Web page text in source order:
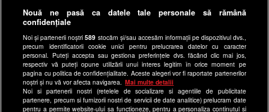
Anunturi gratuite pe Lajumate.ro
Program Happy Channel
Echipa editorială
Site-uri Antena Group
a1.ro
Nouă ne pasă ca datele tale personale să rămână
confidențiale
Noi și partenerii noștri589 stocăm și/sau accesăm informații pe dispozitivul dvs.,
precum identificatorii cookie unici pentru prelucrarea datelor cu caracter
personal. Puteți accepta sau gestiona preferințele dvs. făcând clic mai jos,
respectiv vă puteți opune utilizării unui interes legitim în orice moment pe
pagina cu politica de confidențialitate. Aceste alegeri vor fi raportate partenerilor
noștri și nu vă vor afecta navigarea.
Mai multe detalii
Noi si partenerii nostri (retelele de socializare si agentiile de publicitate
partenere, precum si furnizorii nostri de servicii de date analitice) prelucram date
pentru a permite website-ului sa functioneze, pentru a personaliza continutul si